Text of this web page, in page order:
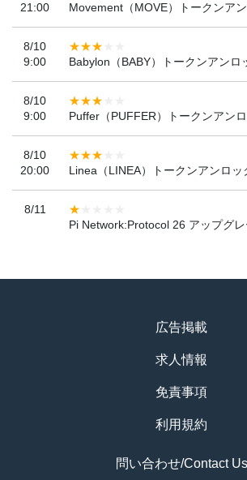
21:00
Movement（MOVE）トークンア
8/10
9:00
Babylon（BABY）トークンアンロ
8/10
9:00
Puffer（PUFFER）トークンアン
8/10
20:00
Linea（LINEA）トークンアンロッ
8/11
Pi Network:Protocol 26 アップグレ
広告掲載
求人情報
免責事項
利用規約
問い合わせ/Contact Us